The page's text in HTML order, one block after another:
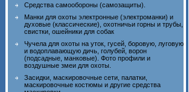
Средства самообороны (самозащиты).
Манки для охоты электронные (электроманки) и
духовые (классические), охотничьи горны и трубы,
свистки, ошейники для собак
Чучела для охоты на уток, гусей, боровую, луговую
и водоплавающую дичь, голубей, ворон
(подсадные, манковые). Фото профили и
воздушные змеи для охоты.
Засидки, маскировочные сети, палатки,
маскировочные костюмы и другие средства